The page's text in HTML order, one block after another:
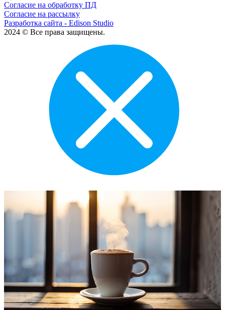
Согласие на обработку ПД
Согласие на рассылку
Разработка сайта - Edison Studio
2024 © Все права защищены.